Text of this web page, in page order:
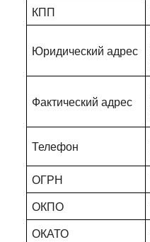
КПП
Юридический адрес
Фактический адрес
Телефон
ОГРН
ОКПО
ОКАТО